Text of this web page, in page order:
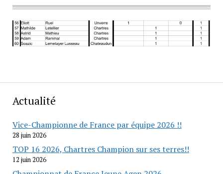
Actualité
Vice-Championne de France par équipe 2026 !!
28 juin 2026
TOP 16 2026, Chartres Champion sur ses terres!!
12 juin 2026